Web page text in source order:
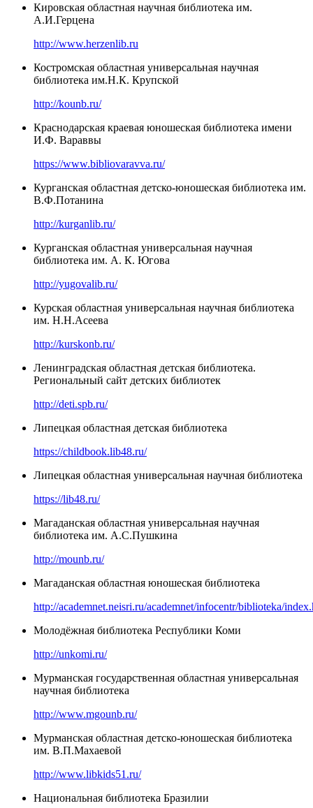
Кировская областная научная библиотека им.
А.И.Герцена
http://www.herzenlib.ru
Костромская областная универсальная научная
библиотека им.Н.К. Крупской
http://kounb.ru/
Краснодарская краевая юношеская библиотека имени
И.Ф. Вараввы
https://www.bibliovaravva.ru/
Курганская областная детско-юношеская библиотека им.
В.Ф.Потанина
http://kurganlib.ru/
Курганская областная универсальная научная
библиотека им. А. К. Югова
http://yugovalib.ru/
Курская областная универсальная научная библиотека
им. Н.Н.Асеева
http://kurskonb.ru/
Ленинградская областная детская библиотека.
Региональный сайт детских библиотек
http://deti.spb.ru/
Липецкая областная детская библиотека
https://childbook.lib48.ru/
Липецкая областная универсальная научная библиотека
https://lib48.ru/
Магаданская областная универсальная научная
библиотека им. А.С.Пушкина
http://mounb.ru/
Магаданская областная юношеская библиотека
http://academnet.neisri.ru/academnet/infocentr/biblioteka/
Молодёжная библиотека Республики Коми
http://unkomi.ru/
Мурманская государственная областная универсальная
научная библиотека
http://www.mgounb.ru/
Мурманская областная детско-юношеская библиотека
им. В.П.Махаевой
http://www.libkids51.ru/
Национальная библиотека Бразилии